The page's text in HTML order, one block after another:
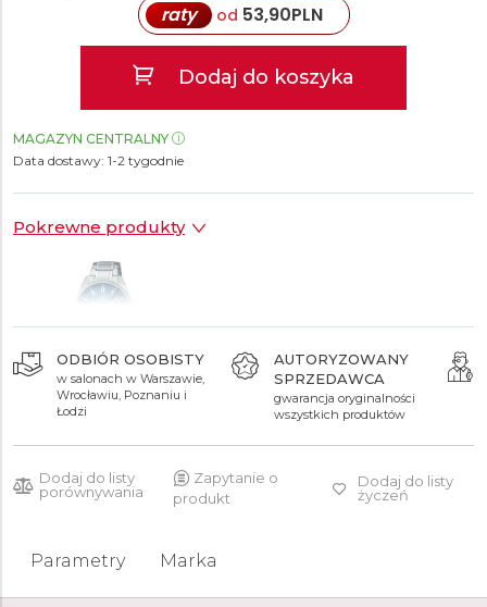
raty od 53,90PLN
Dodaj do koszyka
MAGAZYN CENTRALNY
Data dostawy: 1-2 tygodnie
Pokrewne produkty
499 zł
ODBIÓR OSOBISTY
w salonach w Warszawie,
Wrocławiu, Poznaniu i
Łodzi
AUTORYZOWANY
SPRZEDAWCA
gwarancja oryginalności
wszystkich produktów
Dodaj do listy
porównywania
Zapytanie o
produkt
Dodaj do listy
życzeń
Parametry Marka